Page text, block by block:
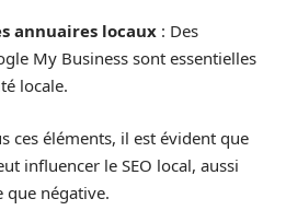
annuaires locaux : Des
My Business sont essentielles
locale.
ces éléments, il est évident que
influencer le SEO local, aussi
que négative.